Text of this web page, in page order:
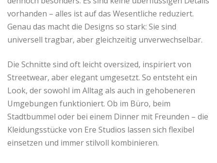
vorhanden – alles ist auf das Wesentliche reduziert.
Genau das macht die Designs so stark: Sie sind
universell tragbar, aber gleichzeitig unverwechselbar.
Die Schnitte sind oft leicht oversized, inspiriert von
Streetwear, aber elegant umgesetzt. So entsteht ein
Look, der sowohl im Alltag als auch in gehobeneren
Umgebungen funktioniert. Ob im Büro, beim
Stadtbummel oder bei einem Dinner mit Freunden – die
Kleidungsstücke von Ere Studios lassen sich flexibel
einsetzen und immer stilvoll kombinieren.